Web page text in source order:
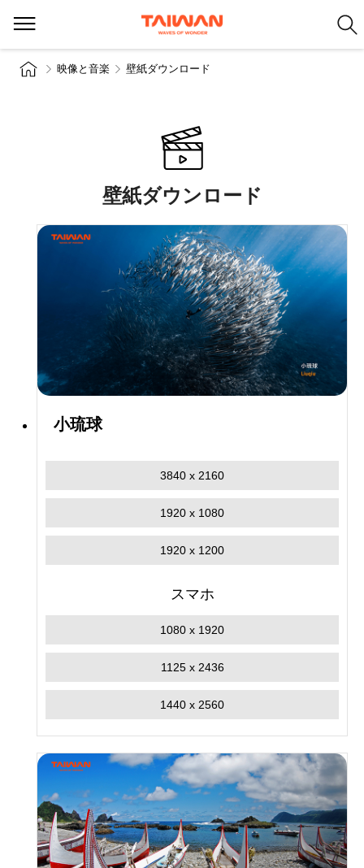
映像と音楽 壁紙ダウンロード
壁紙ダウンロード
小琉球
3840 x 2160
1920 x 1080
1920 x 1200
スマホ
1080 x 1920
1125 x 2436
1440 x 2560